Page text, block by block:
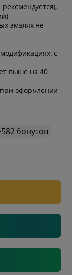
эмалях не
с
выше на 40
оформлении
бонусов